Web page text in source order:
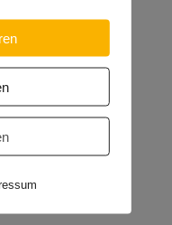
richtige
der Verantwortung